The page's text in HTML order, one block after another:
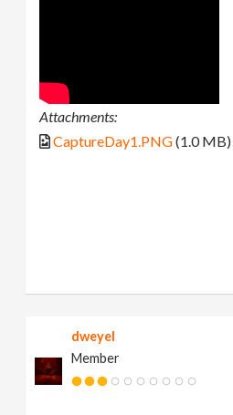
Attachments:
CaptureDay1.PNG(1.0 MB)
dweyel
Member